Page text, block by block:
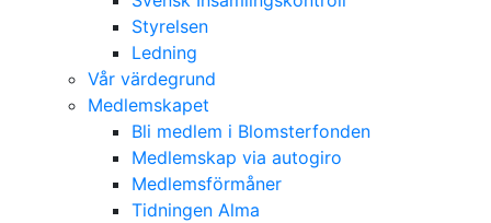
Styrelsen
Ledning
Vår värdegrund
Medlemskapet
Bli medlem i Blomsterfonden
Medlemskap via autogiro
Medlemsförmåner
Tidningen Alma